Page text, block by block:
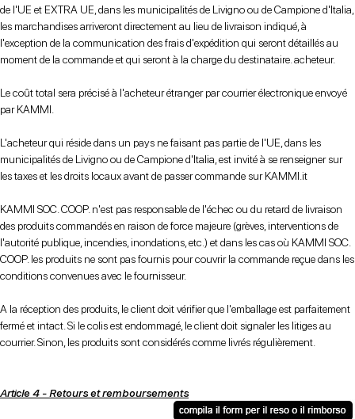
de l'UE et EXTRA UE, dans les municipalités de Livigno ou de Campione d'Italia,
les marchandises arriveront directement au lieu de livraison indiqué, à
l'exception de la communication des frais d'expédition qui seront détaillés au
moment de la commande et qui seront à la charge du destinataire. acheteur.
Le coût total sera précisé à l'acheteur étranger par courrier électronique envoyé
par KAMMI.
L'acheteur qui réside dans un pays ne faisant pas partie de l'UE, dans les
municipalités de Livigno ou de Campione d'Italia, est invité à se renseigner sur
les taxes et les droits locaux avant de passer commande sur KAMMI.it
KAMMI SOC. COOP. n'est pas responsable de l'échec ou du retard de livraison
des produits commandés en raison de force majeure (grèves, interventions de
l'autorité publique, incendies, inondations, etc.) et dans les cas où KAMMI SOC.
COOP. les produits ne sont pas fournis pour couvrir la commande reçue dans les
conditions convenues avec le fournisseur.
A la réception des produits, le client doit vérifier que l'emballage est parfaitement
fermé et intact. Si le colis est endommagé, le client doit signaler les litiges au
courrier. Sinon, les produits sont considérés comme livrés régulièrement.
Article 4 - Retours et remboursements